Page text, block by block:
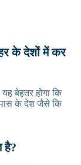
के देशों में कर
बेहतर होगा कि
के देश जैसे कि
है?